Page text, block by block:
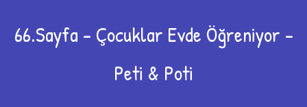
66.Sayfa – Çocuklar Evde Öğreniyor –
Peti & Poti